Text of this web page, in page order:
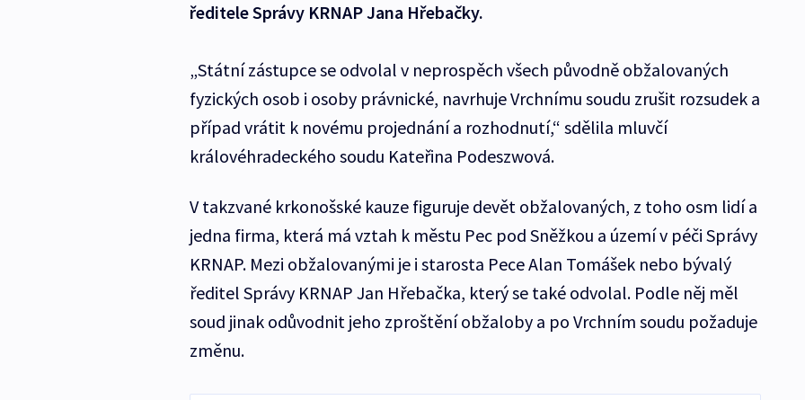
ředitele Správy KRNAP Jana Hřebačky.
„Státní zástupce se odvolal v neprospěch všech původně obžalovaných
fyzických osob i osoby právnické, navrhuje Vrchnímu soudu zrušit rozsudek a
případ vrátit k novému projednání a rozhodnutí,“ sdělila mluvčí
královéhradeckého soudu Kateřina Podeszwová.
V takzvané krkonošské kauze figuruje devět obžalovaných, z toho osm lidí a
jedna firma, která má vztah k městu Pec pod Sněžkou a území v péči Správy
KRNAP. Mezi obžalovanými je i starosta Pece Alan Tomášek nebo bývalý
ředitel Správy KRNAP Jan Hřebačka, který se také odvolal. Podle něj měl
soud jinak odůvodnit jeho zproštění obžaloby a po Vrchním soudu požaduje
změnu.